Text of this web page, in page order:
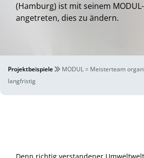
(Hamburg) ist mit seinem
angetreten, dies zu ändern.
Projektbeispiele
MODUL = Meisterteam
langfristig